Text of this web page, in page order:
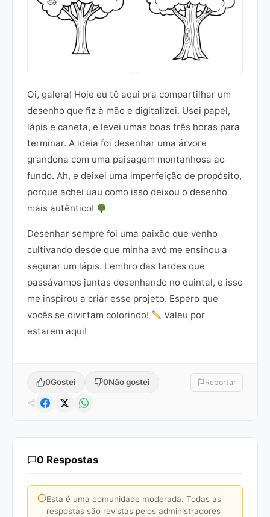
Oi, galera! Hoje eu tô aqui pra compartilhar um
desenho que fiz à mão e digitalizei. Usei papel,
lápis e caneta, e levei umas boas três horas para
terminar. A ideia foi desenhar uma árvore
grandona com uma paisagem montanhosa ao
fundo. Ah, e deixei uma imperfeição de propósito,
porque achei uau como isso deixou o desenho
mais autêntico!
Desenhar sempre foi uma paixão que venho
cultivando desde que minha avó me ensinou a
segurar um lápis. Lembro das tardes que
passávamos juntas desenhando no quintal, e isso
me inspirou a criar esse projeto. Espero que
vocês se divirtam colorindo!
Valeu por
estarem aqui!
0Gostei 0Não gostei Reportar
0 Respostas
Esta é uma comunidade moderada. Todas as
respostas são revistas pelos administradores